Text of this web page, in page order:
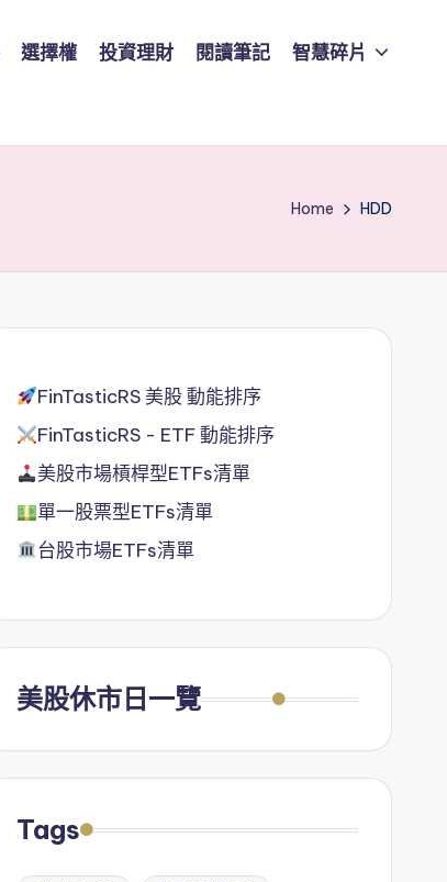
選擇權 投資理財 閱讀筆記 智慧碎片
Home HDD
FinTasticRS 美股 動能排序
FinTasticRS - ETF 動能排序
美股市場槓桿型ETFs清單
單一股票型ETFs清單
台股市場ETFs清單
美股休市日一覽
Tags